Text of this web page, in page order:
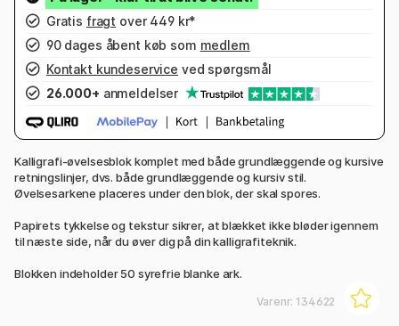
Gratis fragt over 449 kr*
90 dages åbent køb som medlem
Kontakt kundeservice ved spørgsmål
26.000+ anmeldelser
Kalligrafi-øvelsesblok komplet med både grundlæggende og kursive
retningslinjer, dvs. både grundlæggende og kursiv stil.
Øvelsesarkene placeres under den blok, der skal spores.
Papirets tykkelse og tekstur sikrer, at blækket ikke bløder igennem
til næste side, når du øver dig på din kalligrafiteknik.
Blokken indeholder 50 syrefrie blanke ark.
Varenr: 134622